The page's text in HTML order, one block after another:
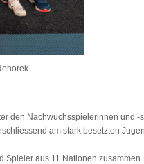
den Nachwuchsspielerinnen und
am stark besetzten
Spieler aus 11 Nationen